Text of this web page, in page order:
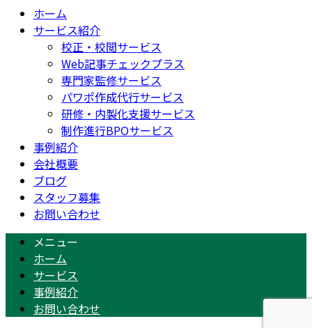
ホーム
サービス紹介
校正・校閲サービス
Web記事チェックプラス
専門家監修サービス
パワポ作成代行サービス
研修・内製化支援サービス
制作進行BPOサービス
事例紹介
会社概要
ブログ
スタッフ募集
お問い合わせ
メニュー
ホーム
サービス
事例紹介
お問い合わせ